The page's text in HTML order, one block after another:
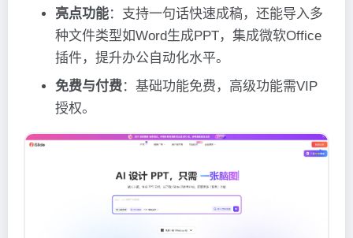
亮点功能：支持一句话快速成稿，还能导入多
种文件类型如Word生成PPT，集成微软Office
插件，提升办公自动化水平。
免费与付费：基础功能免费，高级功能需VIP
授权。